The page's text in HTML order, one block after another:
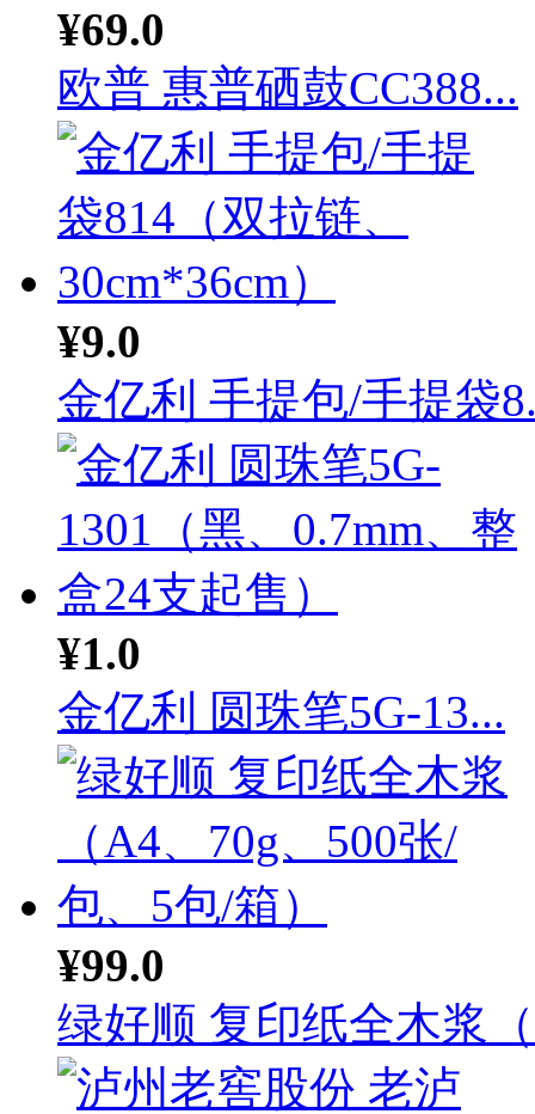
¥69.0
欧普 惠普硒鼓CC388...
¥9.0
金亿利 手提包/手提袋
¥1.0
金亿利 圆珠笔5G-13...
¥99.0
绿好顺 复印纸全木浆